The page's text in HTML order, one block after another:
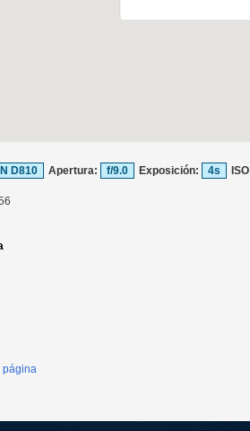
D810 Apertura: f/9.0 Exposición: 4s
página